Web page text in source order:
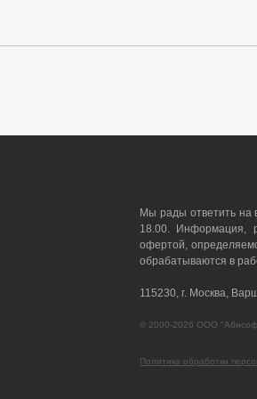
Мы рады ответить на
18.00. Информация,
офертой,
обрабатываются в
115230, г. Москва,
© 2000-2026 ООО
Политика обработки